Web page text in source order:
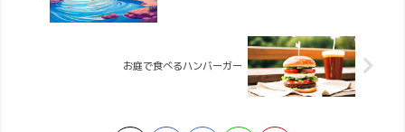
お庭で食べるハンバーガー